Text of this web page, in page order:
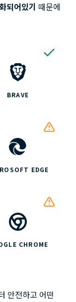
되어있기 때문에
BRAVE
EDGE
CHROME
안전하고 어떤